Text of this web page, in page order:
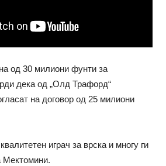
од 30 милиони фунти за
дека од „Олд Трафорд“
на договор од 25 милиони
играч за врска и многу ги
Мектомини.